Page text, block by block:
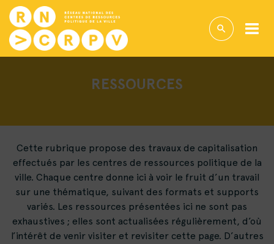
RESSOURCES
Cette rubrique propose des travaux de capitalisation
effectués par les centres de ressources politique de la
ville. Chaque centre donne ici à voir le fruit d’un travail
sur une thématique, suivant des formats et supports
variés. Les ressources présentées ici ne sont pas
exhaustives ; elles sont actualisées régulièrement, d’où
l’intérêt de venir visiter et revisiter cette page. D’autres